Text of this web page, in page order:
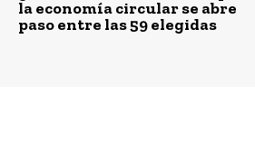
la economía circular se abre
paso entre las 59 elegidas